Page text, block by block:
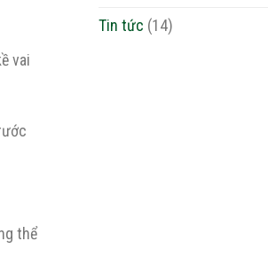
vai
thể
Tin tức (14)